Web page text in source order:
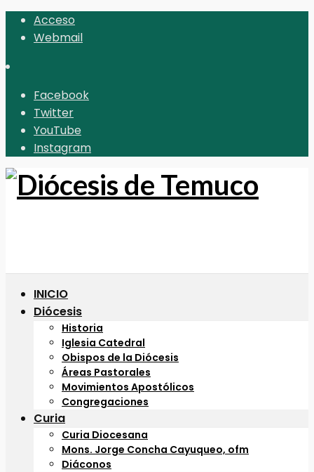
Acceso
Webmail
Facebook
Twitter
YouTube
Instagram
INICIO
Diócesis
Historia
Iglesia Catedral
Obispos de la Diócesis
Áreas Pastorales
Movimientos Apostólicos
Congregaciones
Curia
Curia Diocesana
Mons. Jorge Concha Cayuqueo, ofm
Diáconos